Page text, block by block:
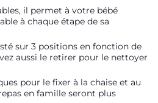
il permet à votre bébé
à chaque étape de sa
sur 3 positions en fonction de
aussi le retirer pour le nettoyer
pour le fixer à la chaise et au
en famille seront plus